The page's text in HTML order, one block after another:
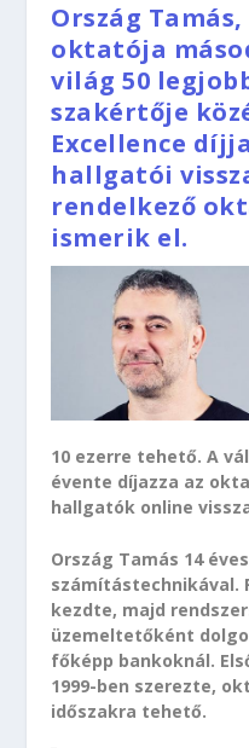
Ország
oktatója
világ 50
szakértője
Excellence
hallgatói
rendelkező
ismerik el.
10 ezerre tehető. A
évente díjazza az
hallgatók online
Ország Tamás 14
számítástechnikával.
kezdte, majd
üzemeltetőként
főképp bankoknál.
1999-ben szerezte,
időszakra tehető.